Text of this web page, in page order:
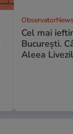
Cel mai
Bucureşti.
Aleea